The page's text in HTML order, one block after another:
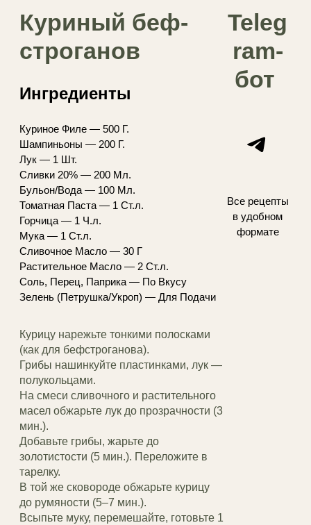
Куриный беф-
строганов
Ингредиенты
Куриное Филе — 500 Г.
Шампиньоны — 200 Г.
Лук — 1 Шт.
Сливки 20% — 200 Мл.
Бульон/Вода — 100 Мл.
Томатная Паста — 1 Ст.л.
Горчица — 1 Ч.л.
Мука — 1 Ст.л.
Сливочное Масло — 30 Г
Растительное Масло — 2 Ст.л.
Соль, Перец, Паприка — По Вкусу
Зелень (Петрушка/Укроп) — Для Подачи
Курицу нарежьте тонкими полосками
(как для бефстроганова).
Грибы нашинкуйте пластинками, лук —
полукольцами.
На смеси сливочного и растительного
масел обжарьте лук до прозрачности (3
мин.).
Добавьте грибы, жарьте до
золотистости (5 мин.). Переложите в
тарелку.
В той же сковороде обжарьте курицу
до румяности (5–7 мин.).
Всыпьте муку, перемешайте, готовьте 1
Teleg
ram-
бот
Telegram
Все рецепты
в удобном
формате